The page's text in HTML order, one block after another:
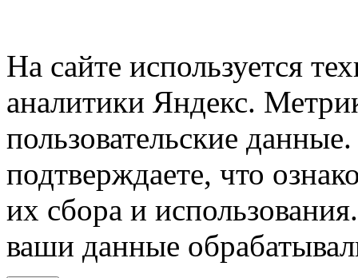
На сайте используется
аналитики Яндекс.
пользовательские
подтверждаете, что
их сбора и
ваши данные